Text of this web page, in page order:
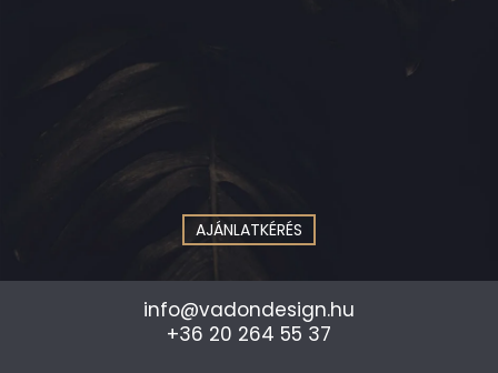
AJÁNLATKÉRÉS
info@vadondesign.hu
+36 20 264 55 37